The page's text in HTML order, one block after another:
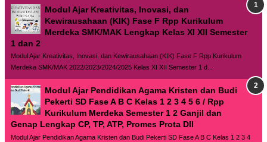
Modul Ajar Kreativitas, Inovasi, dan
Kewirausahaan (KIK) Fase F Rpp Kurikulum
Merdeka SMK/MAK Lengkap Kelas XI XII Semester
1 dan 2
Modul Ajar Kreativitas, Inovasi, dan Kewirausahaan (KIK) Fase F Rpp Kurikulum
Merdeka SMK/MAK 2022/2023/2024/2025 Kelas XI XII Semester 1 d...
Modul Ajar Pendidikan Agama Kristen dan Budi
Pekerti SD Fase A B C Kelas 1 2 3 4 5 6 / Rpp
Kurikulum Merdeka Semester 1 2 Ganjil dan
Genap Lengkap CP, TP, ATP, Promes Prota Dll
Modul Ajar Pendidikan Agama Kristen dan Budi Pekerti SD Fase A B C Kelas 1 2 3 4